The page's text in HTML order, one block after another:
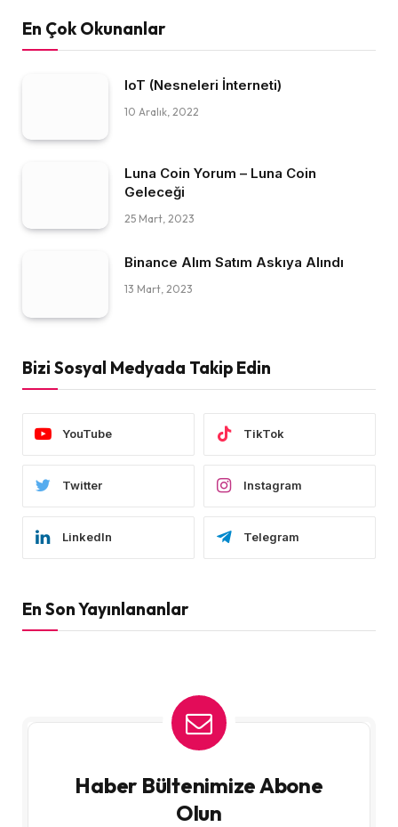
En Çok Okunanlar
IoT (Nesneleri İnterneti)
10 Aralık, 2022
Luna Coin Yorum – Luna Coin
Geleceği
25 Mart, 2023
Binance Alım Satım Askıya Alındı
13 Mart, 2023
Bizi Sosyal Medyada Takip Edin
YouTube TikTok
Twitter Instagram
LinkedIn Telegram
En Son Yayınlananlar
Haber Bültenimize Abone
Olun